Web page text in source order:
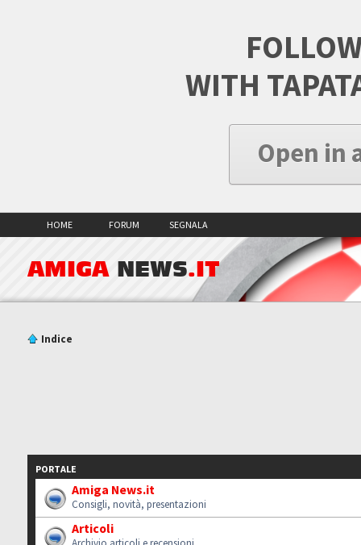
WITH
Open in
HOME FORUM SEGNALA
AMIGA NEWS.IT
Indice
PORTALE
Amiga News.it
Consigli, novità, presentazioni
Articoli